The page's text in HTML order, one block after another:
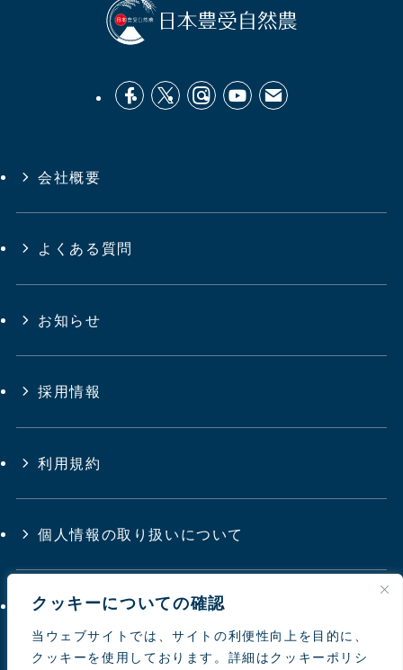
クッキーについての確認
当ウェブサイトでは、サイトの利便性向上を目的に、
クッキーを使用しております。詳細はクッキーポリシ
会社概要
よくある質問
お知らせ
採用情報
利用規約
個人情報の取り扱いについて
サイトマップ